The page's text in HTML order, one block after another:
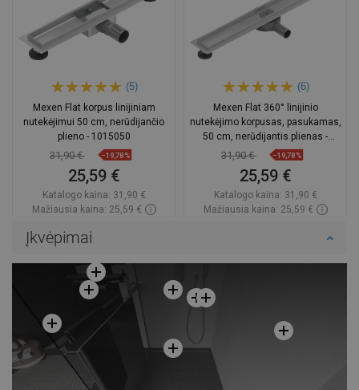
(5)
Mexen Flat korpus linijiniam
nutekėjimui 50 cm, nerūdijančio
plieno - 1015050
31,90 € −19,78%
25,59 €
Katalogo kaina: 31,90 €
Mažiausia kaina: 25,59 €
Mėgstami
(6)
Mexen Flat 360° linijinio
nutekėjimo korpusas, pasukamas,
50 cm, nerūdijantis plienas -
1040050
31,90 € −19,78%
25,59 €
Katalogo kaina: 31,90 €
Mažiausia kaina: 25,59 €
Įkvėpimai